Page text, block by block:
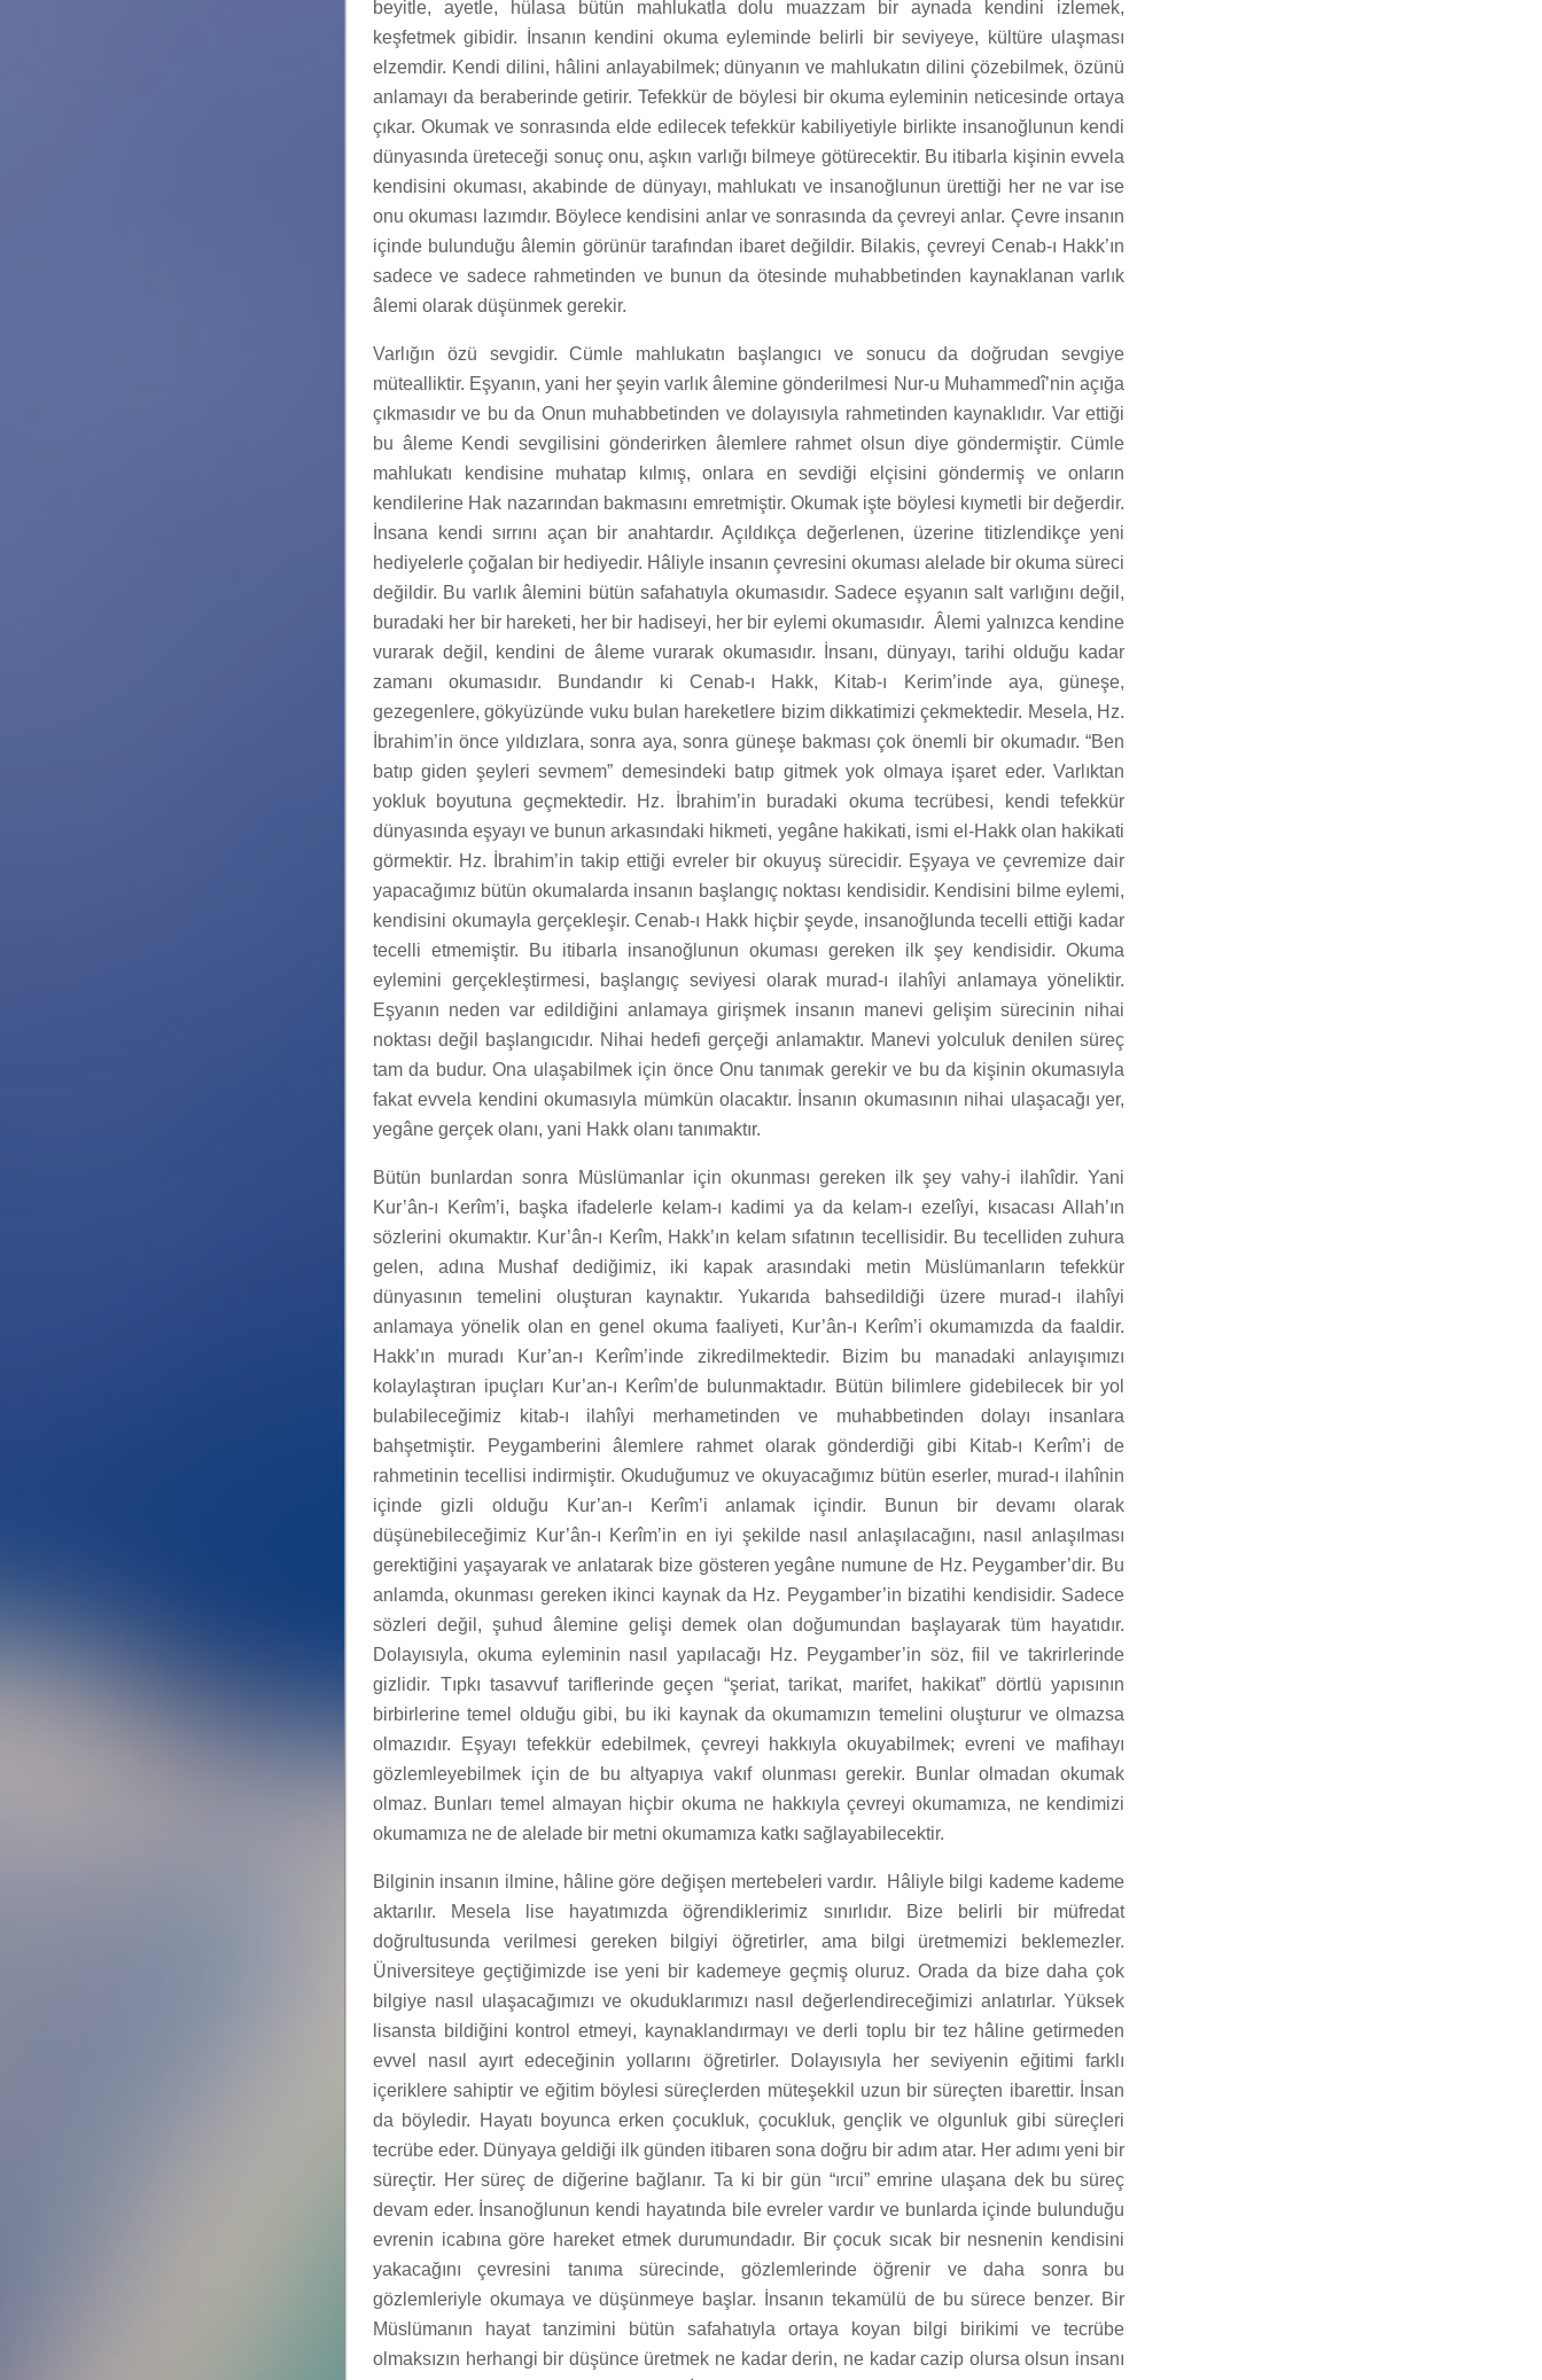
beyitle, ayetle, hülasa bütün mahlukatla dolu muazzam bir aynada kendini izlemek,
keşfetmek gibidir. İnsanın kendini okuma eyleminde belirli bir seviyeye, kültüre ulaşması
elzemdir. Kendi dilini, hâlini anlayabilmek; dünyanın ve mahlukatın dilini çözebilmek, özünü
anlamayı da beraberinde getirir. Tefekkür de böylesi bir okuma eyleminin neticesinde ortaya
çıkar. Okumak ve sonrasında elde edilecek tefekkür kabiliyetiyle birlikte insanoğlunun kendi
dünyasında üreteceği sonuç onu, aşkın varlığı bilmeye götürecektir. Bu itibarla kişinin evvela
kendisini okuması, akabinde de dünyayı, mahlukatı ve insanoğlunun ürettiği her ne var ise
onu okuması lazımdır. Böylece kendisini anlar ve sonrasında da çevreyi anlar. Çevre insanın
içinde bulunduğu âlemin görünür tarafından ibaret değildir. Bilakis, çevreyi Cenab-ı Hakk’ın
sadece ve sadece rahmetinden ve bunun da ötesinde muhabbetinden kaynaklanan varlık
âlemi olarak düşünmek gerekir.
Varlığın özü sevgidir. Cümle mahlukatın başlangıcı ve sonucu da doğrudan sevgiye
mütealliktir. Eşyanın, yani her şeyin varlık âlemine gönderilmesi Nur-u Muhammedî’nin açığa
çıkmasıdır ve bu da Onun muhabbetinden ve dolayısıyla rahmetinden kaynaklıdır. Var ettiği
bu âleme Kendi sevgilisini gönderirken âlemlere rahmet olsun diye göndermiştir. Cümle
mahlukatı kendisine muhatap kılmış, onlara en sevdiği elçisini göndermiş ve onların
kendilerine Hak nazarından bakmasını emretmiştir. Okumak işte böylesi kıymetli bir değerdir.
İnsana kendi sırrını açan bir anahtardır. Açıldıkça değerlenen, üzerine titizlendikçe yeni
hediyelerle çoğalan bir hediyedir. Hâliyle insanın çevresini okuması alelade bir okuma süreci
değildir. Bu varlık âlemini bütün safahatıyla okumasıdır. Sadece eşyanın salt varlığını değil,
buradaki her bir hareketi, her bir hadiseyi, her bir eylemi okumasıdır. Âlemi yalnızca kendine
vurarak değil, kendini de âleme vurarak okumasıdır. İnsanı, dünyayı, tarihi olduğu kadar
zamanı okumasıdır. Bundandır ki Cenab-ı Hakk, Kitab-ı Kerim’inde aya, güneşe,
gezegenlere, gökyüzünde vuku bulan hareketlere bizim dikkatimizi çekmektedir. Mesela, Hz.
İbrahim’in önce yıldızlara, sonra aya, sonra güneşe bakması çok önemli bir okumadır. “Ben
batıp giden şeyleri sevmem” demesindeki batıp gitmek yok olmaya işaret eder. Varlıktan
yokluk boyutuna geçmektedir. Hz. İbrahim’in buradaki okuma tecrübesi, kendi tefekkür
dünyasında eşyayı ve bunun arkasındaki hikmeti, yegâne hakikati, ismi el-Hakk olan hakikati
görmektir. Hz. İbrahim’in takip ettiği evreler bir okuyuş sürecidir. Eşyaya ve çevremize dair
yapacağımız bütün okumalarda insanın başlangıç noktası kendisidir. Kendisini bilme eylemi,
kendisini okumayla gerçekleşir. Cenab-ı Hakk hiçbir şeyde, insanoğlunda tecelli ettiği kadar
tecelli etmemiştir. Bu itibarla insanoğlunun okuması gereken ilk şey kendisidir. Okuma
eylemini gerçekleştirmesi, başlangıç seviyesi olarak murad-ı ilahîyi anlamaya yöneliktir.
Eşyanın neden var edildiğini anlamaya girişmek insanın manevi gelişim sürecinin nihai
noktası değil başlangıcıdır. Nihai hedefi gerçeği anlamaktır. Manevi yolculuk denilen süreç
tam da budur. Ona ulaşabilmek için önce Onu tanımak gerekir ve bu da kişinin okumasıyla
fakat evvela kendini okumasıyla mümkün olacaktır. İnsanın okumasının nihai ulaşacağı yer,
yegâne gerçek olanı, yani Hakk olanı tanımaktır.
Bütün bunlardan sonra Müslümanlar için okunması gereken ilk şey vahy-i ilahîdir. Yani
Kur’ân-ı Kerîm’i, başka ifadelerle kelam-ı kadimi ya da kelam-ı ezelîyi, kısacası Allah’ın
sözlerini okumaktır. Kur’ân-ı Kerîm, Hakk’ın kelam sıfatının tecellisidir. Bu tecelliden zuhura
gelen, adına Mushaf dediğimiz, iki kapak arasındaki metin Müslümanların tefekkür
dünyasının temelini oluşturan kaynaktır. Yukarıda bahsedildiği üzere murad-ı ilahîyi
anlamaya yönelik olan en genel okuma faaliyeti, Kur’ân-ı Kerîm’i okumamızda da faaldir.
Hakk’ın muradı Kur’an-ı Kerîm’inde zikredilmektedir. Bizim bu manadaki anlayışımızı
kolaylaştıran ipuçları Kur’an-ı Kerîm’de bulunmaktadır. Bütün bilimlere gidebilecek bir yol
bulabileceğimiz kitab-ı ilahîyi merhametinden ve muhabbetinden dolayı insanlara
bahşetmiştir. Peygamberini âlemlere rahmet olarak gönderdiği gibi Kitab-ı Kerîm’i de
rahmetinin tecellisi indirmiştir. Okuduğumuz ve okuyacağımız bütün eserler, murad-ı ilahînin
içinde gizli olduğu Kur’an-ı Kerîm’i anlamak içindir. Bunun bir devamı olarak
düşünebileceğimiz Kur’ân-ı Kerîm’in en iyi şekilde nasıl anlaşılacağını, nasıl anlaşılması
gerektiğini yaşayarak ve anlatarak bize gösteren yegâne numune de Hz. Peygamber’dir. Bu
anlamda, okunması gereken ikinci kaynak da Hz. Peygamber’in bizatihi kendisidir. Sadece
sözleri değil, şuhud âlemine gelişi demek olan doğumundan başlayarak tüm hayatıdır.
Dolayısıyla, okuma eyleminin nasıl yapılacağı Hz. Peygamber’in söz, fiil ve takrirlerinde
gizlidir. Tıpkı tasavvuf tariflerinde geçen “şeriat, tarikat, marifet, hakikat” dörtlü yapısının
birbirlerine temel olduğu gibi, bu iki kaynak da okumamızın temelini oluşturur ve olmazsa
olmazıdır. Eşyayı tefekkür edebilmek, çevreyi hakkıyla okuyabilmek; evreni ve mafihayı
gözlemleyebilmek için de bu altyapıya vakıf olunması gerekir. Bunlar olmadan okumak
olmaz. Bunları temel almayan hiçbir okuma ne hakkıyla çevreyi okumamıza, ne kendimizi
okumamıza ne de alelade bir metni okumamıza katkı sağlayabilecektir.
Bilginin insanın ilmine, hâline göre değişen mertebeleri vardır. Hâliyle bilgi kademe kademe
aktarılır. Mesela lise hayatımızda öğrendiklerimiz sınırlıdır. Bize belirli bir müfredat
doğrultusunda verilmesi gereken bilgiyi öğretirler, ama bilgi üretmemizi beklemezler.
Üniversiteye geçtiğimizde ise yeni bir kademeye geçmiş oluruz. Orada da bize daha çok
bilgiye nasıl ulaşacağımızı ve okuduklarımızı nasıl değerlendireceğimizi anlatırlar. Yüksek
lisansta bildiğini kontrol etmeyi, kaynaklandırmayı ve derli toplu bir tez hâline getirmeden
evvel nasıl ayırt edeceğinin yollarını öğretirler. Dolayısıyla her seviyenin eğitimi farklı
içeriklere sahiptir ve eğitim böylesi süreçlerden müteşekkil uzun bir süreçten ibarettir. İnsan
da böyledir. Hayatı boyunca erken çocukluk, çocukluk, gençlik ve olgunluk gibi süreçleri
tecrübe eder. Dünyaya geldiği ilk günden itibaren sona doğru bir adım atar. Her adımı yeni bir
süreçtir. Her süreç de diğerine bağlanır. Ta ki bir gün “ırcıi” emrine ulaşana dek bu süreç
devam eder. İnsanoğlunun kendi hayatında bile evreler vardır ve bunlarda içinde bulunduğu
evrenin icabına göre hareket etmek durumundadır. Bir çocuk sıcak bir nesnenin kendisini
yakacağını çevresini tanıma sürecinde, gözlemlerinde öğrenir ve daha sonra bu
gözlemleriyle okumaya ve düşünmeye başlar. İnsanın tekamülü de bu sürece benzer. Bir
Müslümanın hayat tanzimini bütün safahatıyla ortaya koyan bilgi birikimi ve tecrübe
olmaksızın herhangi bir düşünce üretmek ne kadar derin, ne kadar cazip olursa olsun insanı